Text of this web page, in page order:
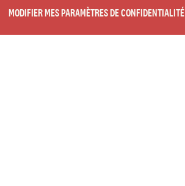
MODIFIER MES PARAMÈTRES DE CONFIDENTIALITÉ